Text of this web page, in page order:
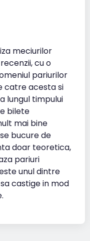
meciurilor
cu o
pariurilor
catre acesta si
lungul timpului
bilete
mai bine
bucure de
doar teoretica,
pariuri
unul dintre
castige in mod